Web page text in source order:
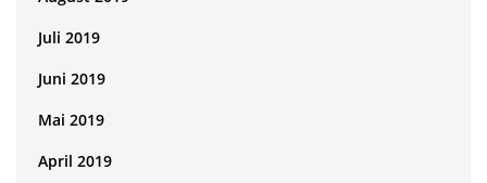
Juli 2019
Juni 2019
Mai 2019
April 2019